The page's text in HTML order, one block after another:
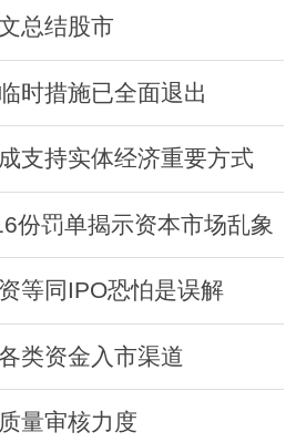
总结股市
时措施已全面退出
支持实体经济重要方式
份罚单揭示资本市场乱象
等同IPO恐怕是误解
类资金入市渠道
量审核力度